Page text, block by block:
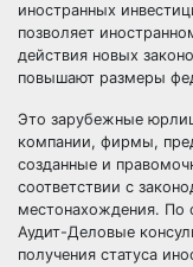
иностранных
позволяет
действия новых
повышают размеры
Это зарубежные
компании, фирмы,
созданные и
соответствии с
местонахождения. По
Аудит-Деловые
получения статуса